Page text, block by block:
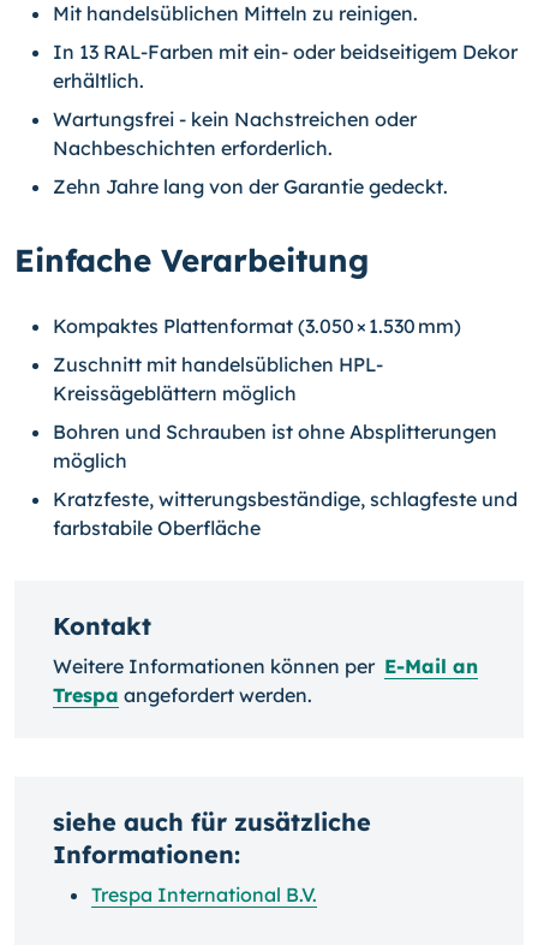
Mit handelsüblichen Mitteln zu reinigen.
In 13 RAL-Farben mit ein- oder beidseitigem Dekor
erhältlich.
Wartungsfrei - kein Nachstreichen oder
Nachbeschichten erforderlich.
Zehn Jahre lang von der Garantie gedeckt.
Einfache Verarbeitung
Kompaktes Plattenformat (3.050 × 1.530 mm)
Zuschnitt mit handelsüblichen HPL-
Kreissägeblättern möglich
Bohren und Schrauben ist ohne Absplitterungen
möglich
Kratzfeste, witterungsbeständige, schlagfeste und
farbstabile Oberfläche
Kontakt
Weitere Informationen können per E-Mail an
Trespa angefordert werden.
siehe auch für zusätzliche
Informationen:
Trespa International B.V.